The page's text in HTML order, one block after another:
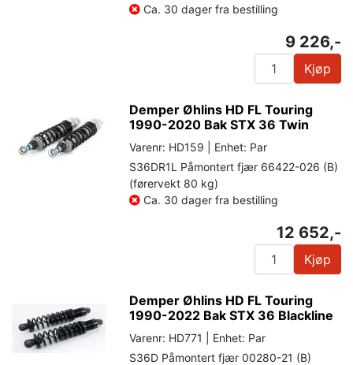
Ca. 30 dager fra bestilling
9 226,-
Kjøp
Demper Øhlins HD FL Touring
1990-2020 Bak STX 36 Twin
Varenr: HD159 | Enhet: Par
S36DR1L Påmontert fjær 66422-026 (B)
(førervekt 80 kg)
Ca. 30 dager fra bestilling
12 652,-
Kjøp
Demper Øhlins HD FL Touring
1990-2022 Bak STX 36 Blackline
Varenr: HD771 | Enhet: Par
S36D Påmontert fjær 00280-21 (B)